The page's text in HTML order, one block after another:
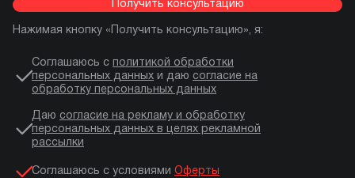
Получить консультацию
Нажимая кнопку «Получить консультацию», я:
Соглашаюсь с политикой обработки
персональных данных и даю согласие на
обработку персональных данных
Даю согласие на рекламу и обработку
персональных данных в целях рекламной
рассылки
Соглашаюсь с условиями Оферты